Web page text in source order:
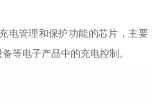
电管理和保护功能的芯片，主要
等电子产品中的充电控制。